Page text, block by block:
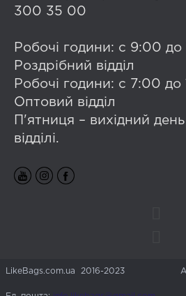
300 35 00
Робочі години: с 9:00 до
Роздрібний відділ
Робочі години: с 7:00 до
Оптовий відділ
П'ятниця – вихідний
відділі.
LikeBags.com.ua 2016-2023